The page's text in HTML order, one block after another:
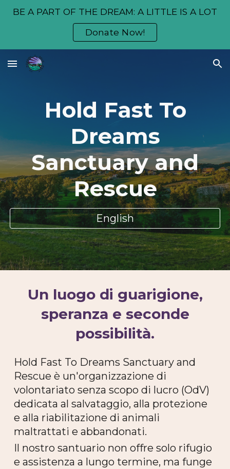
BE A PART OF THE DREAM: A LITTLE IS A LOT
Donate Now!
Hold Fast To
Dreams
Sanctuary and
Rescue
English
Un luogo di guarigione,
speranza e seconde
possibilità.
Hold Fast To Dreams Sanctuary and
Rescue è un'organizzazione di
volontariato senza scopo di lucro (OdV)
dedicata al salvataggio, alla protezione
e alla riabilitazione di animali
maltrattati e abbandonati.
Il nostro santuario non offre solo rifugio
e assistenza a lungo termine, ma funge